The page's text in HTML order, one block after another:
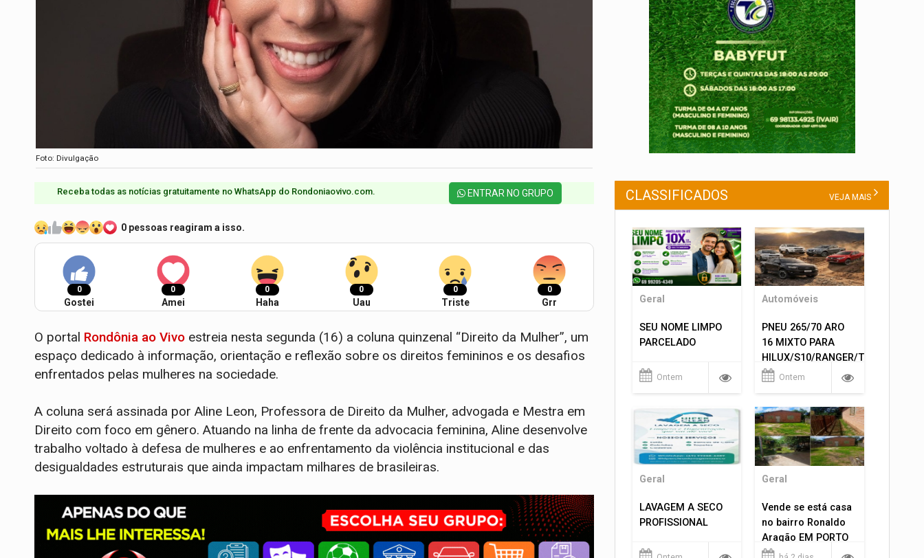
Foto: Divulgação
Receba todas as notícias gratuitamente no WhatsApp do Rondoniaovivo.com.​ ENTRAR NO GRUPO
0 pessoas reagiram a isso.
0
Gostei
0
Amei
0
Haha
0
Uau
0
Triste
0
Grr
O portal Rondônia ao Vivo estreia nesta segunda (16) a coluna quinzenal “Direito da Mulher”, um
espaço dedicado à informação, orientação e reflexão sobre os direitos femininos e os desafios
enfrentados pelas mulheres na sociedade.
A coluna será assinada por Aline Leon, Professora de Direito da Mulher, advogada e Mestra em
Direito com foco em gênero. Atuando na linha de frente da advocacia feminina, Aline desenvolve
trabalho voltado à defesa de mulheres e ao enfrentamento da violência institucional e das
desigualdades estruturais que ainda impactam milhares de brasileiras.
CLASSIFICADOS VEJA MAIS
Geral
SEU NOME LIMPO
PARCELADO
Ontem
Automóveis
PNEU 265/70 ARO
16 MIXTO PARA
HILUX/S10/RANGER/TRITON
ETC... MONTAGEM
Ontem
Geral
LAVAGEM A SECO
PROFISSIONAL
Geral
Vende se está casa
no bairro Ronaldo
Aragão EM PORTO
VELHO RO.